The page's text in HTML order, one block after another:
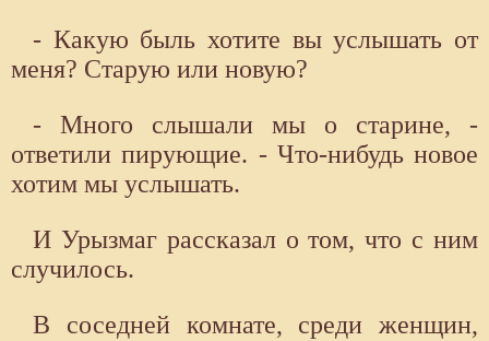
- Какую быль хотите вы услышать от
меня? Старую или новую?
- Много слышали мы о старине, -
ответили пирующие. - Что-нибудь новое
хотим мы услышать.
И Урызмаг рассказал о том, что с ним
случилось.
В соседней комнате, среди женщин,